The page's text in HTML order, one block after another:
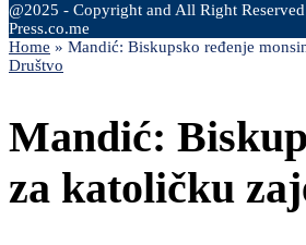
@2025 - Copyright and All Right Reserved
Press.co.me
Home » Mandić: Biskupsko ređenje
Društvo
Mandić:
za katoličku